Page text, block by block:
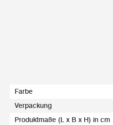
Farbe
Verpackung
Produktmaße (L x B x H) in cm